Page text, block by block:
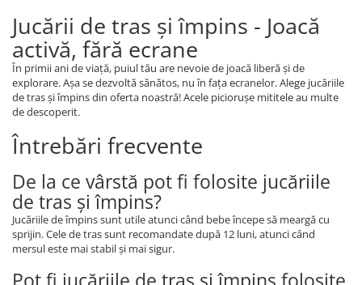
Jucării de tras și împins - Joacă
activă, fără ecrane
În primii ani de viață, puiul tău are nevoie de joacă liberă și de
explorare. Așa se dezvoltă sănătos, nu în fața ecranelor. Alege jucăriile
de tras și împins din oferta noastră! Acele piciorușe mititele au multe
de descoperit.
Întrebări frecvente
De la ce vârstă pot fi folosite jucăriile
de tras și împins?
Jucăriile de împins sunt utile atunci când bebe începe să meargă cu
sprijin. Cele de tras sunt recomandate după 12 luni, atunci când
mersul este mai stabil și mai sigur.